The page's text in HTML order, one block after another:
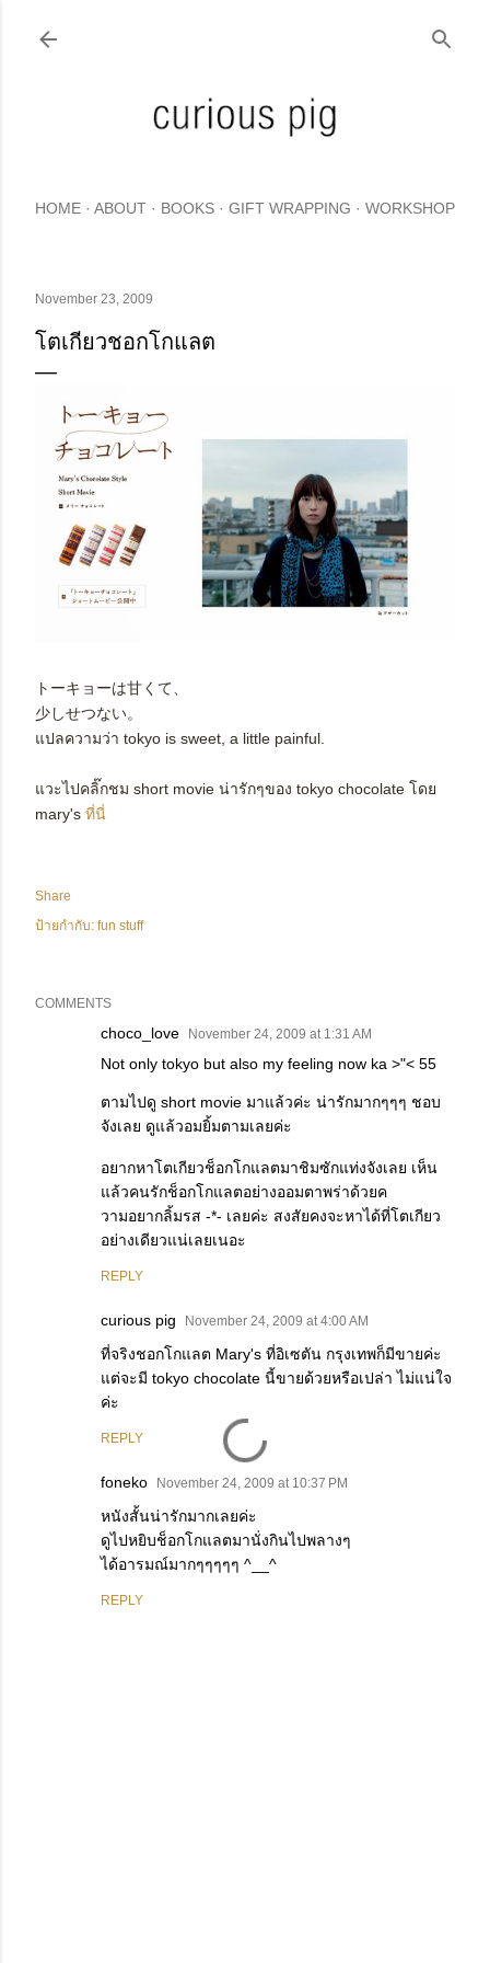
HOME ABOUT BOOKS GIFT WRAPPING WORKSHOP
November 23, 2009
โตเกียวชอกโกแลต
トーキョーは甘くて、
少しせつない。
แปลความว่า tokyo is sweet, a little painful.
แวะไปคลิ๊กชม short movie น่ารักๆของ tokyo chocolate โดย
mary's ที่นี่
Share
ป้ายกำกับ: fun stuff
COMMENTS
choco_love November 24, 2009 at 1:31 AM
Not only tokyo but also my feeling now ka >"< 55
ตามไปดู short movie มาแล้วค่ะ น่ารักมากๆๆๆ ชอบ
จังเลย ดูแล้วอมยิ้มตามเลยค่ะ
อยากหาโตเกียวช็อกโกแลตมาชิมซักแท่งจังเลย เห็น
แล้วคนรักช็อกโกแลตอย่างออมตาพร่าด้วยค
วามอยากลิ้มรส -*- เลยค่ะ สงสัยคงจะหาได้ที่โตเกียว
อย่างเดียวแน่เลยเนอะ
REPLY
curious pig November 24, 2009 at 4:00 AM
ที่จริงชอกโกแลต Mary's ที่อิเซตัน กรุงเทพก็มีขายค่ะ
แต่จะมี tokyo chocolate นี้ขายด้วยหรือเปล่า ไม่แน่ใจ
ค่ะ
REPLY
foneko November 24, 2009 at 10:37 PM
หนังสั้นน่ารักมากเลยค่ะ
ดูไปหยิบช็อกโกแลตมานั่งกินไปพลางๆ
ได้อารมณ์มากๆๆๆๆๆ ^__^
REPLY